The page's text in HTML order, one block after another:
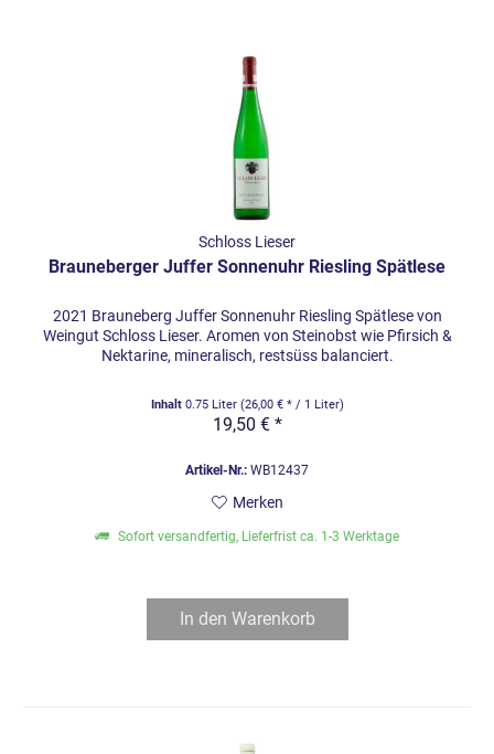
Schloss Lieser
Brauneberger Juffer Sonnenuhr Riesling Spätlese
2021 Brauneberg Juffer Sonnenuhr Riesling Spätlese von
Weingut Schloss Lieser. Aromen von Steinobst wie Pfirsich &
Nektarine, mineralisch, restsüss balanciert.
Inhalt 0.75 Liter (26,00 € * / 1 Liter)
19,50 € *
Artikel-Nr.: WB12437
Merken
Sofort versandfertig, Lieferfrist ca. 1-3 Werktage
In den Warenkorb